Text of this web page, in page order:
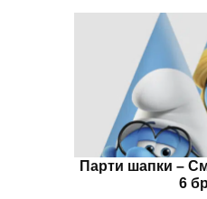
Парти шапки –
6